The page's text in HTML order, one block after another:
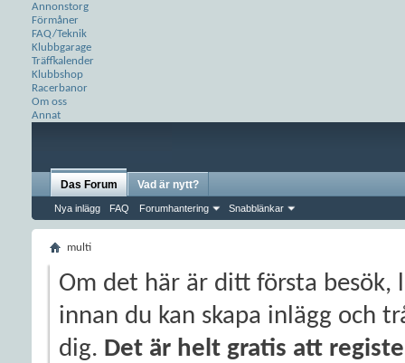
Annonstorg
Förmåner
FAQ/Teknik
Klubbgarage
Träffkalender
Klubbshop
Racerbanor
Om oss
Annat
Das Forum
Nya inlägg FAQ Forumhantering Snabblänkar
Vad är nytt?
multi
Om det här är ditt första besök,
innan du kan skapa inlägg och
dig. Det är helt gratis att